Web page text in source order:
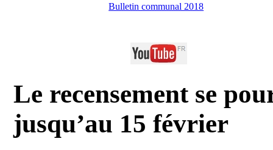
Bulletin communal 2018
Le recensement se
jusqu’au 15 février